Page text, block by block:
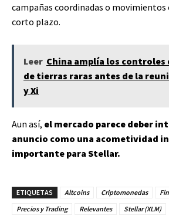
campañas coordinadas o movimientos
corto plazo.
Leer China amplía los
de tierras raras antes de la
y Xi
Aun así, el mercado parece deber
anuncio como una acometividad
importante para Stellar.
ETIQUETAS Altcoins Criptomonedas
Precios y Trading
Relevantes Stellar (XLM)